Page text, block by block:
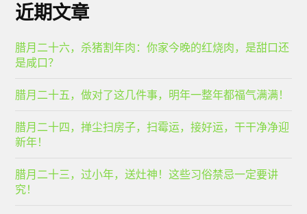
近期文章
腊月二十六，杀猪割年肉：你家今晚的红烧肉，是甜口还
是咸口？
腊月二十五，做对了这几件事，明年一整年都福气满满！
腊月二十四，掸尘扫房子，扫霉运，接好运，干干净净迎
新年！
腊月二十三，过小年，送灶神！这些习俗禁忌一定要讲
究！